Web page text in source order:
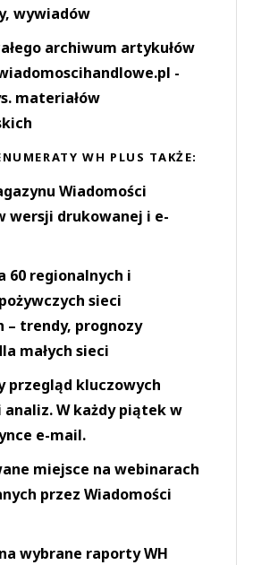
wywiadów
archiwum artykułów
-
materiałów
WH PLUS TAKŻE:
Wiadomości
wersji drukowanej i e-
60 regionalnych i
sieci
– trendy, prognozy
małych sieci
przegląd kluczowych
W każdy piątek w
e-mail.
miejsce na webinarach
przez Wiadomości
wybrane raporty WH